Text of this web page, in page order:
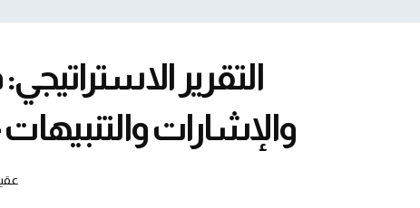
التقرير
والإشارات والتنبيهات –